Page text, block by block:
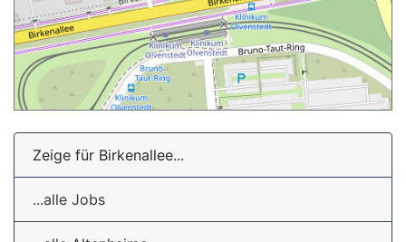
Zeige für Birkenallee...
...alle Jobs